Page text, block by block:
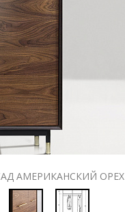
АМЕРИКАНСКИЙ ОРЕХ